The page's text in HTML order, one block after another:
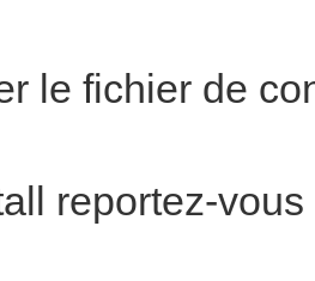
le fichier de
reportez-